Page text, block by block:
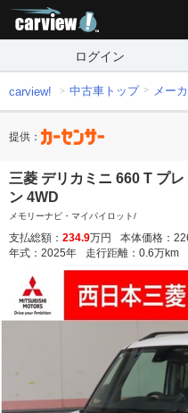
ログイン
carview! 中古車トップ メー
提供：
三菱 デリカミニ 660 T プ
ン 4WD
メモリーナビ・マイパイロット/
支払総額： 234.9万円 本体価格：
年式： 2025年 走行距離： 0.6万km